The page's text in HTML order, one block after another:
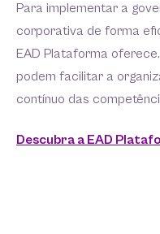
Para implementar a
corporativa de forma
EAD Plataforma
podem facilitar a
contínuo das
Descubra a EAD